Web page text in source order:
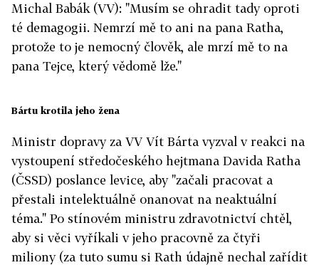
Michal Babák (VV): "Musím se ohradit tady oproti
té demagogii. Nemrzí mě to ani na pana Ratha,
protože to je nemocný člověk, ale mrzí mě to na
pana Tejce, který vědomě lže."
Bártu krotila jeho žena
Ministr dopravy za VV Vít Bárta vyzval v reakci na
vystoupení středočeského hejtmana Davida Ratha
(ČSSD) poslance levice, aby "začali pracovat a
přestali intelektuálně onanovat na neaktuální
téma." Po stínovém ministru zdravotnictví chtěl,
aby si věci vyříkali v jeho pracovně za čtyři
miliony (za tuto sumu si Rath údajně nechal zařídit